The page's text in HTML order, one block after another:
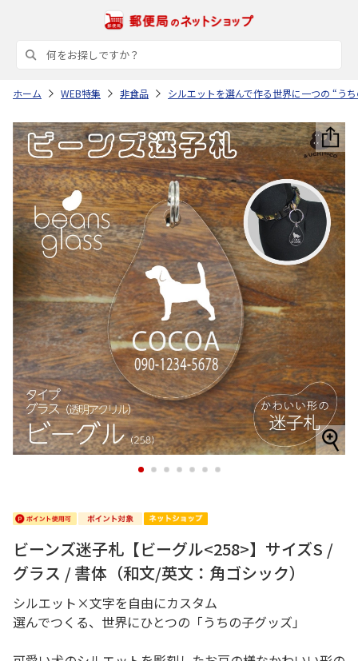
ホーム WEB特集 非食品 シルエットを選んで作る世界に一つの “う
1 2 3 4 5 6 7
ビーンズ迷子札【ビーグル<258>】サイズS /
グラス / 書体（和文/英文：角ゴシック）
シルエット×文字を自由にカスタム
選んでつくる、世界にひとつの「うちの子グッズ」